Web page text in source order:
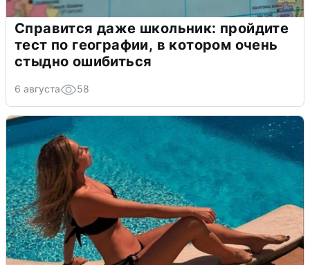
Справится даже школьник: пройдите
тест по географии, в котором очень
стыдно ошибиться
6 августа 58